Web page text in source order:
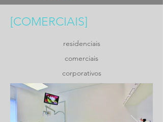
[COMERCIAIS]
residenciais
comerciais
corporativos